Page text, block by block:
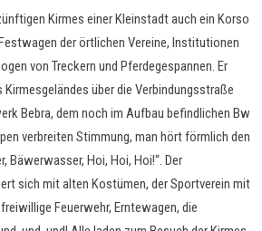
Kirmes einer Kleinstadt auch ein Korso
der örtlichen Vereine, Institutionen
von Treckern und Pferdegespannen. Er
über die Verbindungsstraße
Bebra, dem noch im Aufbau befindlichen Bw
verbreiten Stimmung, man hört förmlich den
Bäwerwasser, Hoi, Hoi, Hoi!“. Der
sich mit alten Kostümen, der Sportverein mit
Feuerwehr, Erntewagen, die